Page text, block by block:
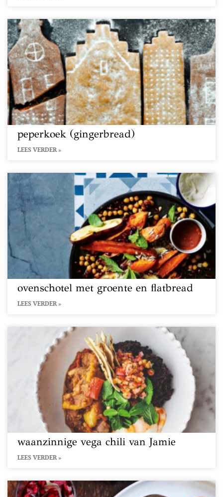
peperkoek (gingerbread)
LEES VERDER »
ovenschotel met groente en flatbread
LEES VERDER »
waanzinnige vega chili van Jamie
LEES VERDER »